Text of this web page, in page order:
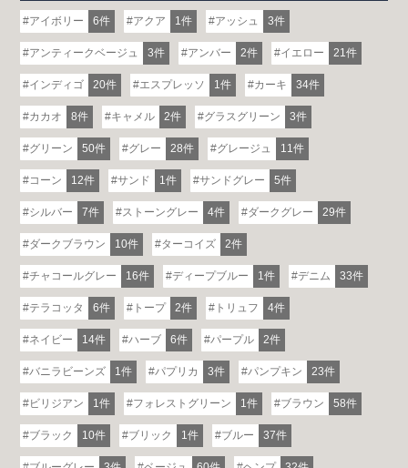
アイボリー 6件 アクア 1件 アッシュ 3件
アンティークベージュ 3件 アンバー 2件 イエロー 21件
インディゴ 20件 エスプレッソ 1件 カーキ 34件
カカオ 8件 キャメル 2件 グラスグリーン 3件
グリーン 50件 グレー 28件 グレージュ 11件
コーン 12件 サンド 1件 サンドグレー 5件
シルバー 7件 ストーングレー 4件 ダークグレー 29件
ダークブラウン 10件 ターコイズ 2件
チャコールグレー 16件 ディープブルー 1件 デニム 33件
テラコッタ 6件 トープ 2件 トリュフ 4件
ネイビー 14件 ハーブ 6件 パープル 2件
バニラビーンズ 1件 パプリカ 3件 パンプキン 23件
ビリジアン 1件 フォレストグリーン 1件 ブラウン 58件
ブラック 10件 ブリック 1件 ブルー 37件